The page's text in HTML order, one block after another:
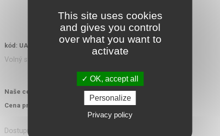
kód: UA1323253
Volný střih, lehce usychá, 4-way stretch, Microthread
Naše cena s DPH: 1 080,00 Kč
Cena pro ozbrojené složky s DPH: 972,00 Kč
Dostupnost: do týdne
This site uses cookies
and gives you control
over what you want to
activate
OK, accept all
Personalize
Privacy policy